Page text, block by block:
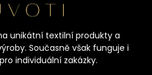
unikátní textilní produkty a
Současně však funguje i
individuální zakázky.